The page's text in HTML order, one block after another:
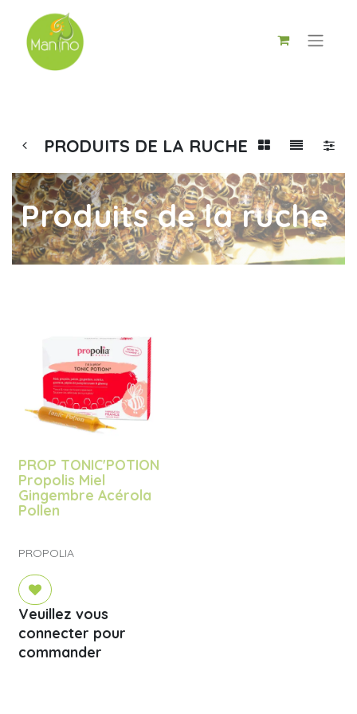
PRODUITS DE LA RUCHE
Produits de la ruche
PROP TONIC'POTION
Propolis Miel
Gingembre Acérola
Pollen
PROPOLIA
Veuillez vous
connecter pour
commander